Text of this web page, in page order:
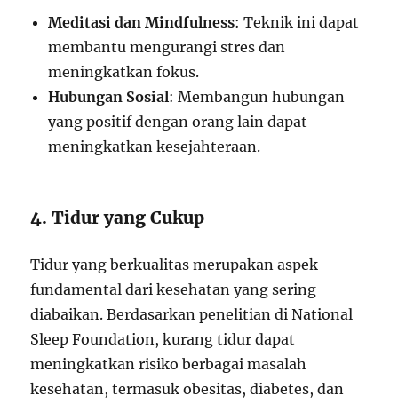
Meditasi dan Mindfulness: Teknik ini dapat
membantu mengurangi stres dan
meningkatkan fokus.
Hubungan Sosial: Membangun hubungan
yang positif dengan orang lain dapat
meningkatkan kesejahteraan.
4. Tidur yang Cukup
Tidur yang berkualitas merupakan aspek
fundamental dari kesehatan yang sering
diabaikan. Berdasarkan penelitian di National
Sleep Foundation, kurang tidur dapat
meningkatkan risiko berbagai masalah
kesehatan, termasuk obesitas, diabetes, dan